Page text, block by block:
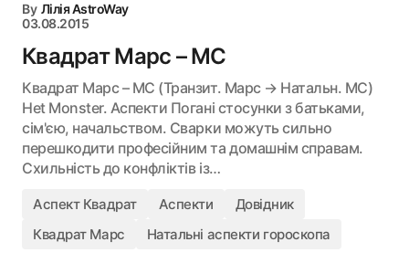
By Лілія AstroWay
03.08.2015
Квадрат Марс – MC
Квадрат Марс – MC (Транзит. Марс → Натальн. MC)
Het Monster. Аспекти Погані стосунки з батьками,
сім'єю, начальством. Сварки можуть сильно
перешкодити професійним та домашнім справам.
Схильність до конфліктів із…
Аспект Квадрат Аспекти
Довідник
Квадрат Марс
Натальні аспекти гороскопа